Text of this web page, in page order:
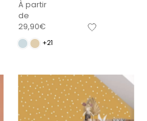
À partir
de
29,90€
+21